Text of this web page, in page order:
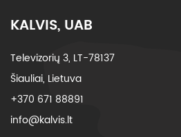
KALVIS, UAB
Televizorių 3, LT-78137
Šiauliai, Lietuva
+370 671 88891
info@kalvis.lt